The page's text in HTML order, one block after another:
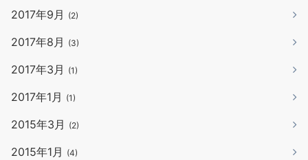
2017年9月 (2)
2017年8月 (3)
2017年3月 (1)
2017年1月 (1)
2015年3月 (2)
2015年1月 (4)